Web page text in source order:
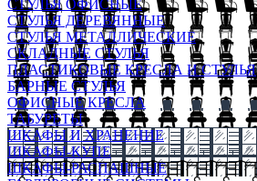
СТУЛЬЯ ОФИСНЫЕ
СТУЛЬЯ ДЕРЕВЯННЫЕ
СТУЛЬЯ МЕТАЛЛИЧЕСКИЕ
СКЛАДНЫЕ СТУЛЬЯ
ПЛАСТИКОВЫЕ КРЕСЛА И СТУЛЬЯ
БАРНЫЕ СТУЛЬЯ
ОФИСНЫЕ КРЕСЛА
ТАБУРЕТЫ
ШКАФЫ И ХРАНЕНИЕ
ШКАФЫ-КУПЕ
ШКАФЫ-РАСПАШНЫЕ